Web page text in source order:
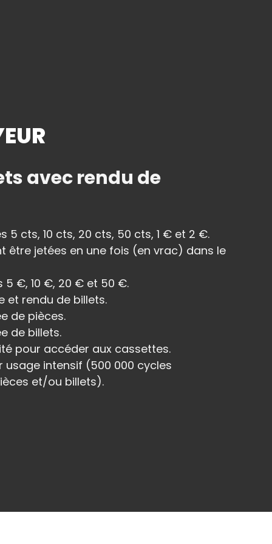
avec rendu de
5 cts, 10 cts, 20 cts, 50 cts, 1 € et 2 €.
être jetées en une fois (en vrac) dans le
5 €, 10 €, 20 € et 50 €.
et rendu de billets.
de pièces.
de billets.
pour accéder aux cassettes.
usage intensif (500 000 cycles
et/ou billets).